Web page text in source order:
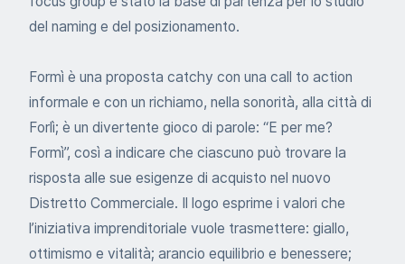
del naming e del posizionamento.
Formì è una proposta catchy con una call to action
informale e con un richiamo, nella sonorità, alla città di
Forlì; è un divertente gioco di parole: “E per me?
Formì”, così a indicare che ciascuno può trovare la
risposta alle sue esigenze di acquisto nel nuovo
Distretto Commerciale. Il logo esprime i valori che
l’iniziativa imprenditoriale vuole trasmettere: giallo,
ottimismo e vitalità; arancio equilibrio e benessere;